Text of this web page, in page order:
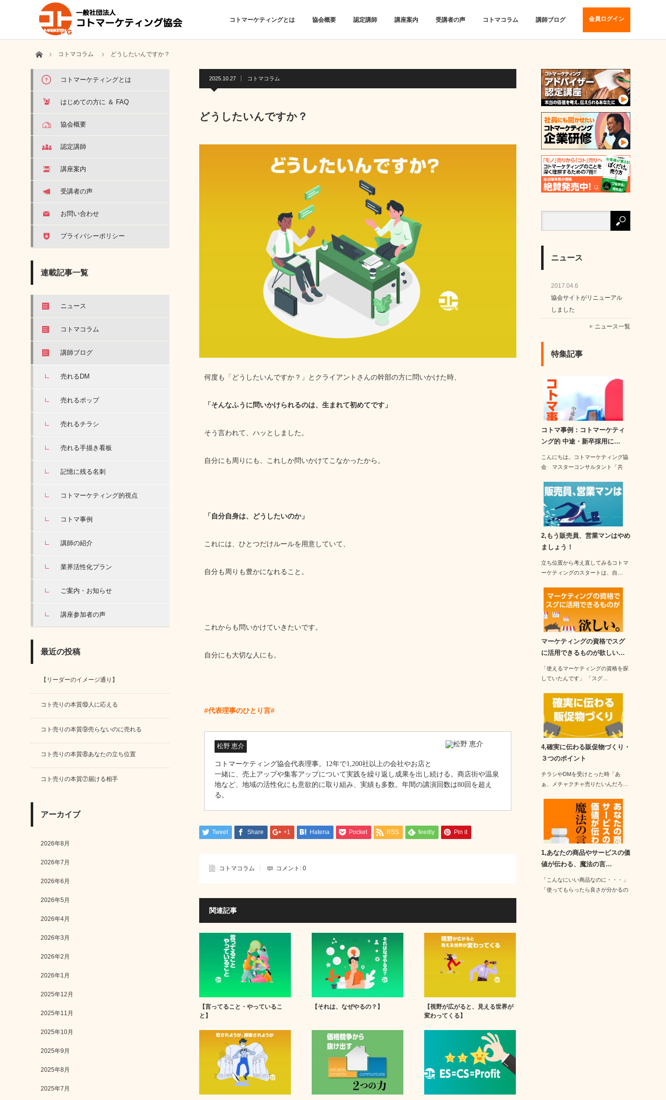
コトマーケティングとは 協会概要 認定講師 講座案内 受講者の声 コトマコラム 講師ブログ 会員ログイン
ホーム コトマコラム どうしたいんですか？
2025.10.27 コトマコラム
どうしたいんですか？
何度も「どうしたいんですか？」とクライアントさんの幹部の方に問いかけた時、
「そんなふうに問いかけられるのは、生まれて初めてです」
そう言われて、ハッとしました。
自分にも周りにも、これしか問いかけてこなかったから。
「自分自身は、どうしたいのか」
これには、ひとつだけルールを用意していて、
自分も周りも豊かになれること。
これからも問いかけていきたいです。
自分にも大切な人にも。
#代表理事のひとり言#
松野 恵介
コトマーケティング協会代表理事。12年で1,200社以上の会社やお店と
一緒に、売上アップや集客アップについて実践を繰り返し成果を出し続ける。商店街や温泉
地など、地域の活性化にも意欲的に取り組み、実績も多数。年間の講演回数は80回を超え
る。
Tweet Share +1 Hatena Pocket RSS feedly Pin it
コトマコラム コメント: 0
関連記事
【言ってること・やっているこ
と】
【それは、なぜやるの？】
【視野が広がると、見える世界が
変わってくる】
コトマーケティングとは
はじめての方に ＆ FAQ
協会概要
認定講師
講座案内
受講者の声
お問い合わせ
プライバシーポリシー
連載記事一覧
ニュース
コトマコラム
講師ブログ
売れるDM
売れるポップ
売れるチラシ
売れる手描き看板
記憶に残る名刺
コトマーケティング的視点
コトマ事例
講師の紹介
業界活性化プラン
ご案内・お知らせ
講座参加者の声
最近の投稿
【リーダーのイメージ通り】
コト売りの本質⑩人に応える
コト売りの本質⑨売らないのに売れる
コト売りの本質⑧あなたの立ち位置
コト売りの本質⑦届ける相手
アーカイブ
2026年8月
2026年7月
2026年6月
2026年5月
2026年4月
2026年3月
2026年2月
2026年1月
2025年12月
2025年11月
2025年10月
2025年9月
2025年8月
2025年7月
ニュース
2017.04.6
協会サイトがリニューアル
しました
ニュース一覧
特集記事
コトマ事例：コトマーケティ
ング的 中途・新卒採用に…
こんにちは。コトマーケティング協
会 マスターコンサルタント「共
2,もう販売員、営業マンはやめ
ましょう！
立ち位置から考え直してみるコトマ
ーケティングのスタートは、自…
マーケティングの資格でスグ
に活用できるものが欲しい…
「使えるマーケティングの資格を探
していたんです」 「スグ…
4,確実に伝わる販促物づくり・
３つのポイント
チラシやDMを受けとった時「あ
ぁ、メチャクチャ売りたいんだろ…
1,あなたの商品やサービスの価
値が伝わる、魔法の言…
「こんなにいい商品なのに・・・」
「使ってもらったら良さが分かるの